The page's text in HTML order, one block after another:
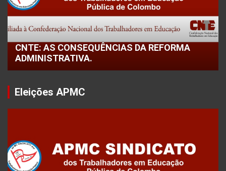
CNTE: AS CONSEQUÊNCIAS DA REFORMA
ADMINISTRATIVA.
Eleições APMC